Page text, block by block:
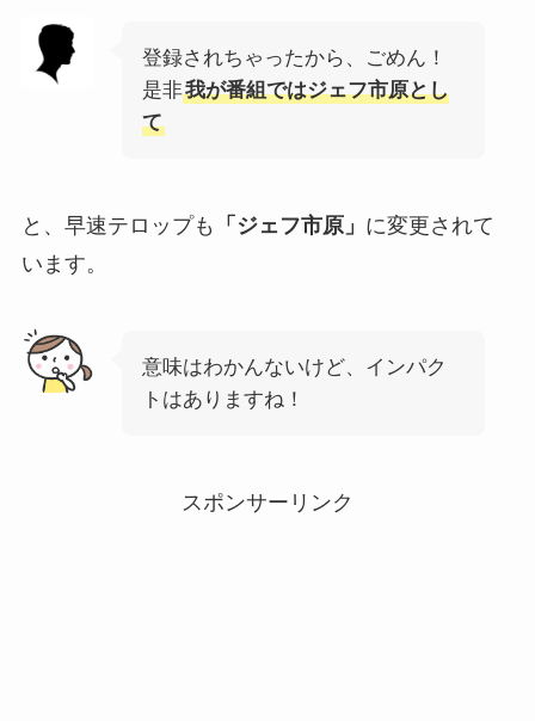
登録されちゃったから、ごめん！
是非我が番組ではジェフ市原とし
て
と、早速テロップも 「ジェフ市原」 に変更されて
います。
意味はわかんないけど、インパク
トはありますね！
スポンサーリンク